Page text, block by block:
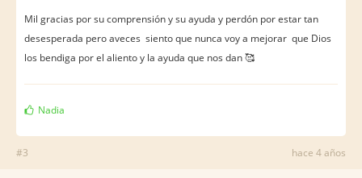
Mil gracias por su comprensión y su ayuda y perdón por estar tan
desesperada pero aveces siento que nunca voy a mejorar que Dios
los bendiga por el aliento y la ayuda que nos dan 🥰
Nadia
#3 hace 4 años